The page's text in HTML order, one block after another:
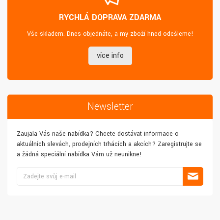
RYCHLÁ DOPRAVA ZDARMA
Vše skladem. Dnes objednáte, a my zboží hned odešleme!
více info
Newsletter
Zaujala Vás naše nabídka? Chcete dostávat informace o
aktuálních slevách, prodejních trhácích a akcích? Zaregistrujte se
a žádná speciální nabídka Vám už neunikne!